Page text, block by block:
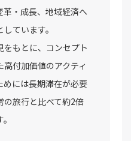
革・成長、地域経済へ
ています。
もとに、コンセプト
付加価値のアクティ
めには長期滞在が必要
の旅行と比べて約2倍